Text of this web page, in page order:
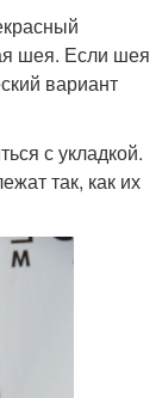
шея. Если шея
вариант
с укладкой.
так, как их